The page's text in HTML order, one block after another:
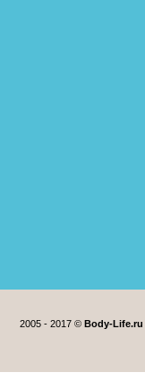
2005 - 2017 © Body-Life.ru